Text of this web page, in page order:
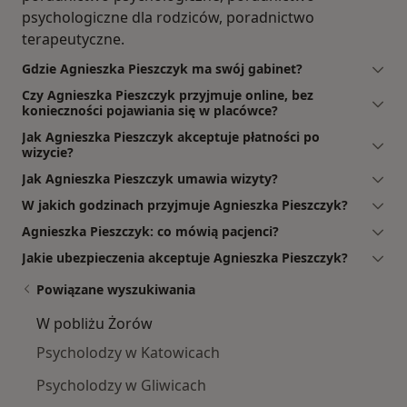
psychologiczne dla rodziców, poradnictwo
terapeutyczne.
Gdzie Agnieszka Pieszczyk ma swój gabinet?
Czy Agnieszka Pieszczyk przyjmuje online, bez
konieczności pojawiania się w placówce?
Jak Agnieszka Pieszczyk akceptuje płatności po
wizycie?
Jak Agnieszka Pieszczyk umawia wizyty?
W jakich godzinach przyjmuje Agnieszka Pieszczyk?
Agnieszka Pieszczyk: co mówią pacjenci?
Jakie ubezpieczenia akceptuje Agnieszka Pieszczyk?
Powiązane wyszukiwania
W pobliżu Żorów
Psycholodzy w Katowicach
Psycholodzy w Gliwicach